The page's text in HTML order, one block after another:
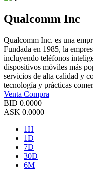
Qualcomm Inc
Qualcomm Inc. es una
Fundada en 1985, la
incluyendo teléfonos
dispositivos móviles más
servicios de alta calidad y
tecnología y prácticas
Venta Compra
BID 0.0000
ASK 0.0000
1H
1D
7D
30D
6M